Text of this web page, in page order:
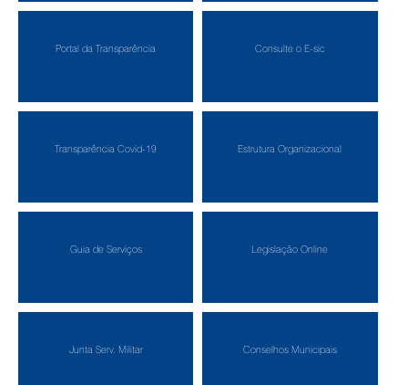
Portal da Transparência Consulte o E-sic
Transparência Covid-19 Estrutura Organizacional
Guia de Serviços Legislação Online
Junta Serv. Militar Conselhos Municipais